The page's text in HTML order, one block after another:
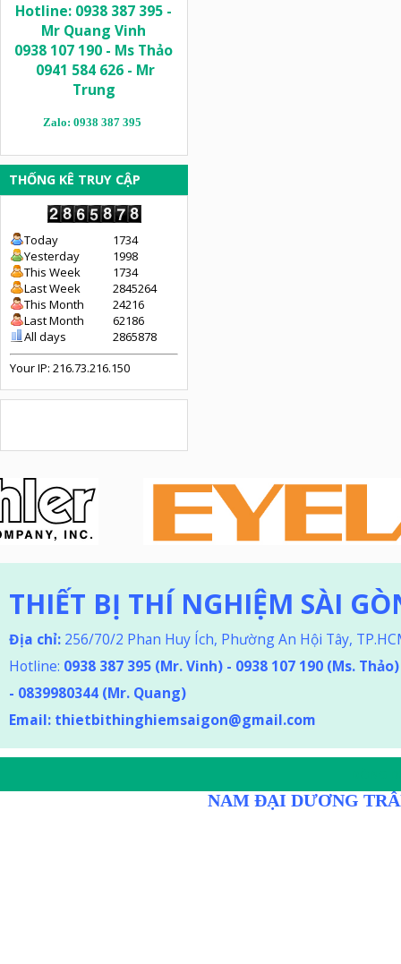
Hotline: 0938 387 395 -
Mr Quang Vinh
0938 107 190 - Ms Thảo
0941 584 626 - Mr
Trung
Zalo: 0938 387 395
THỐNG KÊ TRUY CẬP
Today
1734
Yesterday
1998
This Week
1734
Last Week
2845264
This Month
24216
Last Month
62186
All days
2865878
Your IP: 216.73.216.150
THIẾT BỊ THÍ NGHIỆM SÀI
Địa chỉ: 256/70/2 Phan Huy Ích, Phường An Hội Tây,
Hotline: 0938 387 395 (Mr. Vinh) - 0938 107 190 (Ms. Thảo)
- 0839980344 (Mr. Quang)
Email: thietbithinghiemsaigon@gmail.com
NAM ĐẠI DƯƠNG